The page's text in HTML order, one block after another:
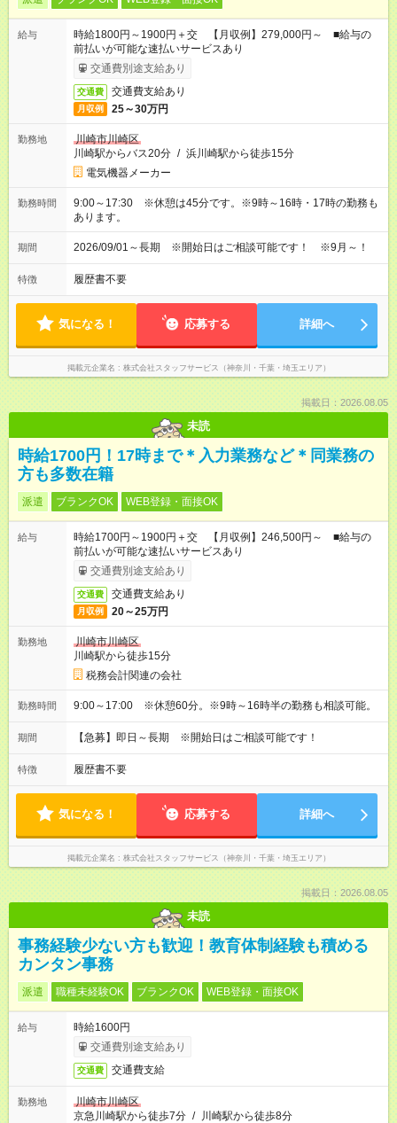
給与
時給1800円～1900円＋交 【月収例】279,000円～ ■給与の
前払いが可能な速払いサービスあり
交通費別途支給あり
交通費 交通費支給あり
月収例 25～30万円
勤務地
川崎市川崎区
川崎駅からバス20分 / 浜川崎駅から徒歩15分
電気機器メーカー
勤務時間
9:00～17:30 ※休憩は45分です。※9時～16時・17時の勤務も
あります。
期間 2026/09/01～長期 ※開始日はご相談可能です！ ※9月～！
特徴 履歴書不要
気になる！ 応募する 詳細へ
掲載元企業名 株式会社スタッフサービス（神奈川・千葉・埼玉エリア）
掲載日：2026.08.05
未読
時給1700円！17時まで＊入力業務など＊同業務の
方も多数在籍
派遣 ブランクOK WEB登録・面接OK
給与
時給1700円～1900円＋交 【月収例】246,500円～ ■給与の
前払いが可能な速払いサービスあり
交通費別途支給あり
交通費 交通費支給あり
月収例 20～25万円
勤務地
川崎市川崎区
川崎駅から徒歩15分
税務会計関連の会社
勤務時間 9:00～17:00 ※休憩60分。※9時～16時半の勤務も相談可能。
期間 【急募】即日～長期 ※開始日はご相談可能です！
特徴 履歴書不要
気になる！ 応募する 詳細へ
掲載元企業名 株式会社スタッフサービス（神奈川・千葉・埼玉エリア）
掲載日：2026.08.05
未読
事務経験少ない方も歓迎！教育体制経験も積める
カンタン事務
派遣 職種未経験OK ブランクOK WEB登録・面接OK
給与
時給1600円
交通費別途支給あり
交通費 交通費支給
勤務地
川崎市川崎区
京急川崎駅から徒歩7分 / 川崎駅から徒歩8分